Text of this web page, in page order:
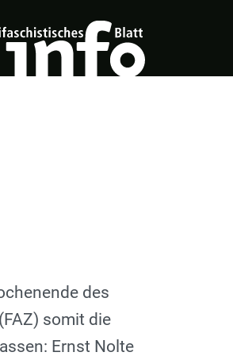
des
somit die
Ernst Nolte